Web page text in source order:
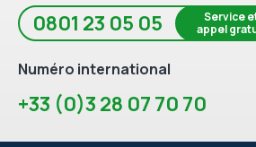
0801 23 05 05
Service
appel
Numéro international
+33 (0)3 28 07 70 70